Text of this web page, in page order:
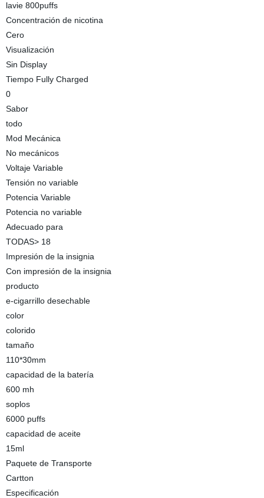
lavie 800puffs
Concentración de nicotina
Cero
Visualización
Sin Display
Tiempo Fully Charged
0
Sabor
todo
Mod Mecánica
No mecánicos
Voltaje Variable
Tensión no variable
Potencia Variable
Potencia no variable
Adecuado para
TODAS> 18
Impresión de la insignia
Con impresión de la insignia
producto
e-cigarrillo desechable
color
colorido
tamaño
110*30mm
capacidad de la batería
600 mh
soplos
6000 puffs
capacidad de aceite
15ml
Paquete de Transporte
Cartton
Especificación